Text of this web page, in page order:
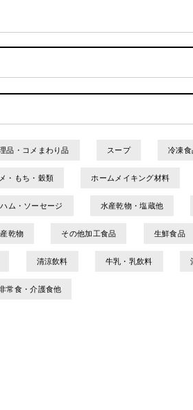
品・コメまわり品 スープ 冷凍食
・もち・穀類 ホームメイキング材料
ハム・ソーセージ 水産乾物・塩蔵他
乾物 その他加工食品 生鮮食品
清涼飲料 牛乳・乳飲料
常食・介護食他